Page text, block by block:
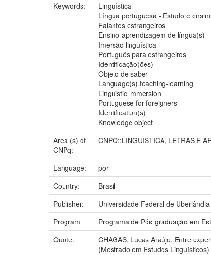
Keywords:
Linguística
Língua portuguesa - Estudo e
Falantes estrangeiros
Ensino-aprendizagem de língua(s)
Imersão linguística
Português para estrangeiros
Identificação(ões)
Objeto de saber
Language(s) teaching-learning
Linguistic immersion
Portuguese for foreigners
Identification(s)
Knowledge object
Area (s) of
CNPq:
CNPQ::LINGUISTICA, LETRAS E
Language:
por
Country:
Brasil
Publisher:
Universidade Federal de Uberlândia
Program:
Programa de Pós-graduação em
Quote:
CHAGAS, Lucas Araújo. Entre
(Mestrado em Estudos